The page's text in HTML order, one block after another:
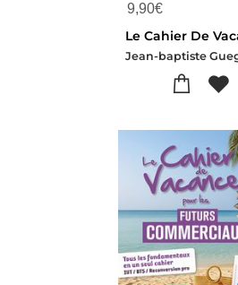
9,90€
Jean-baptiste